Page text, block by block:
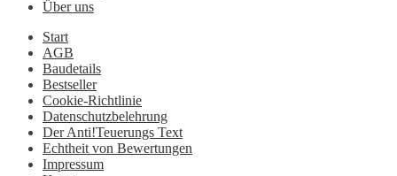
Über uns
Start
AGB
Baudetails
Bestseller
Cookie-Richtlinie
Datenschutzbelehrung
Der Anti!Teuerungs Text
Echtheit von Bewertungen
Impressum